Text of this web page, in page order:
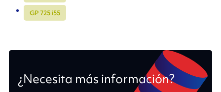
GP 725 i55
¿Necesita más información?